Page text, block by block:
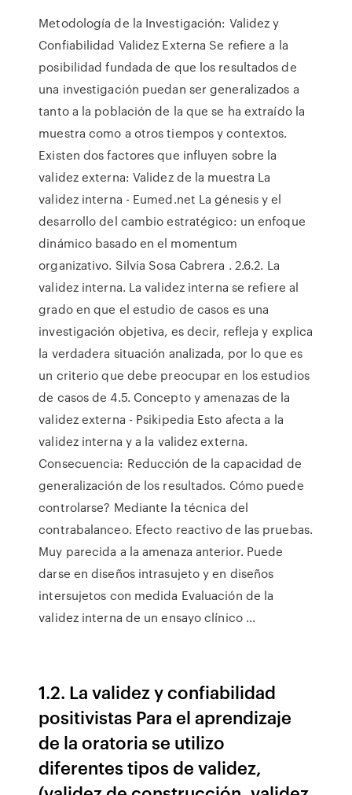
Metodología de la Investigación: Validez y
Confiabilidad Validez Externa Se refiere a la
posibilidad fundada de que los resultados de
una investigación puedan ser generalizados a
tanto a la población de la que se ha extraído la
muestra como a otros tiempos y contextos.
Existen dos factores que influyen sobre la
validez externa: Validez de la muestra La
validez interna - Eumed.net La génesis y el
desarrollo del cambio estratégico: un enfoque
dinámico basado en el momentum
organizativo. Silvia Sosa Cabrera . 2.6.2. La
validez interna. La validez interna se refiere al
grado en que el estudio de casos es una
investigación objetiva, es decir, refleja y explica
la verdadera situación analizada, por lo que es
un criterio que debe preocupar en los estudios
de casos de 4.5. Concepto y amenazas de la
validez externa - Psikipedia Esto afecta a la
validez interna y a la validez externa.
Consecuencia: Reducción de la capacidad de
generalización de los resultados. Cómo puede
controlarse? Mediante la técnica del
contrabalanceo. Efecto reactivo de las pruebas.
Muy parecida a la amenaza anterior. Puede
darse en diseños intrasujeto y en diseños
intersujetos con medida Evaluación de la
validez interna de un ensayo clínico ...
1.2. La validez y confiabilidad
positivistas Para el aprendizaje
de la oratoria se utilizo
diferentes tipos de validez,